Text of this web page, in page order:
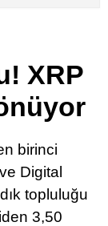
XRP
birinci
Digital
topluluğu
3,50